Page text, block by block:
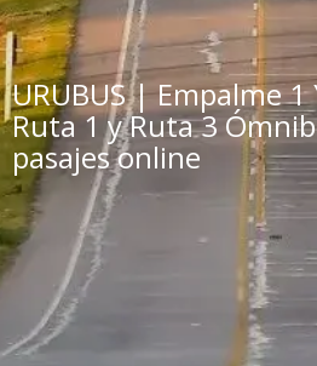
URUBUS | Empalme 1
Ruta 1 y Ruta 3
pasajes online